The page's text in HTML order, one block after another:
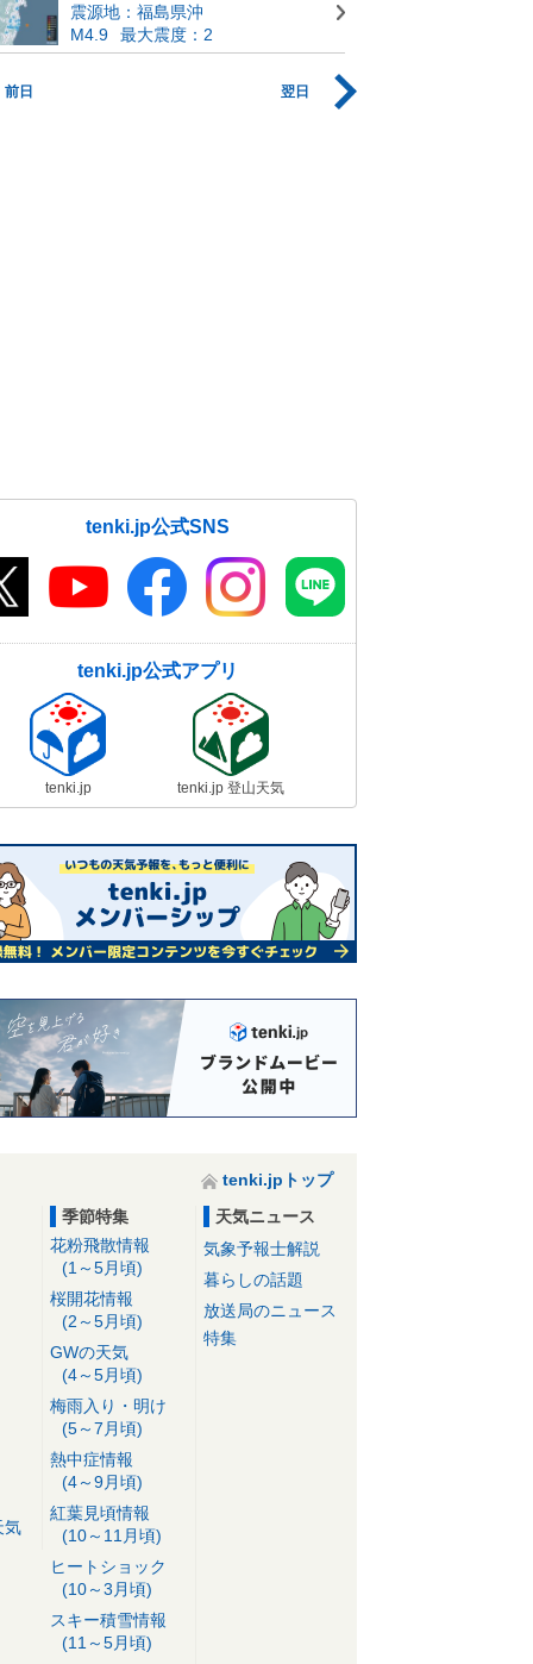
震源地：福島県沖
M4.9
最大震度：2
前日 翌日
tenki.jp公式SNS
tenki.jp公式アプリ
tenki.jp tenki.jp 登山天気
tenki.jpトップ
気
季節特集
花粉飛散情報
(1～5月頃)
桜開花情報
(2～5月頃)
GWの天気
(4～5月頃)
梅雨入り・明け
(5～7月頃)
熱中症情報
(4～9月頃)
紅葉見頃情報
(10～11月頃)
ヒートショック
(10～3月頃)
スキー積雪情報
(11～5月頃)
天気ニュース
気象予報士解説
暮らしの話題
放送局のニュース
特集